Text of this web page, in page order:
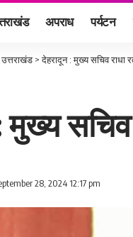
अपराध पर्यटन
उत्तराखंड >देहरादून : मुख्य सचिव राधा
सचिव
28, 2024 12:17 pm